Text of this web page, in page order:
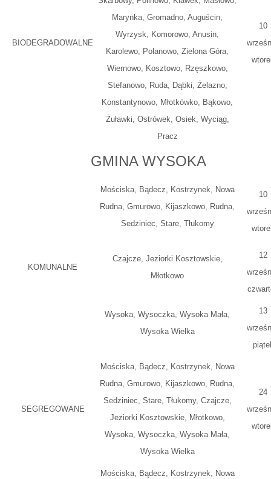
BIODEGRADOWALNE
Marynka, Gromadno, Auguścin,
Wyrzysk, Komorowo, Anusin,
Karolewo, Polanowo, Zielona Góra,
Wiernowo, Kosztowo, Rzęszkowo,
Stefanowo, Ruda, Dąbki, Żelazno,
Konstantynowo, Młotkówko, Bąkowo,
Żuławki, Ostrówek, Osiek, Wyciąg,
Pracz
10
GMINA WYSOKA
KOMUNALNE
Mościska, Bądecz, Kostrzynek, Nowa
Rudna, Gmurowo, Kijaszkowo, Rudna,
Sedziniec, Stare, Tłukomy
10
Czajcze, Jeziorki Kosztowskie,
Młotkowo
12
Wysoka, Wysoczka, Wysoka Mała,
Wysoka Wielka
13
SEGREGOWANE
Mościska, Bądecz, Kostrzynek, Nowa
Rudna, Gmurowo, Kijaszkowo, Rudna,
Sedziniec, Stare, Tłukomy, Czajcze,
Jeziorki Kosztowskie, Młotkowo,
Wysoka, Wysoczka, Wysoka Mała,
Wysoka Wielka
24
Mościska, Bądecz, Kostrzynek, Nowa